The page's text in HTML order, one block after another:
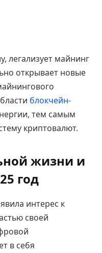
легализует майнинг
открывает новые
блокчейн-
тем самым
криптовалют.
жизни и
год
интерес к
своей
в себя